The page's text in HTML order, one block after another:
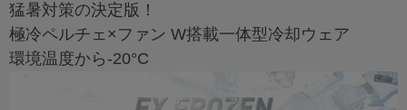
猛暑対策の決定版！
極冷ペルチェ×ファン W搭載一体型冷却ウェア
環境温度から-20°C